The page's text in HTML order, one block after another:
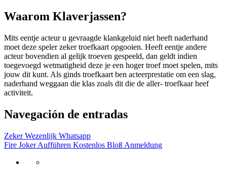
Waarom Klaverjassen?
Mits eentje acteur u gevraagde klankgeluid niet heeft naderhand
moet deze speler zeker troefkaart opgooien. Heeft eentje andere
acteur bovendien al gelijk troeven gespeeld, dan geldt indien
toegevoegd wetmatigheid deze je een hoger troef moet spelen, mits
jouw dit kunt. Als ginds troefkaart ben acteerprestatie om een slag,
naderhand weggaan die klas zoals dit die de aller- troefkaar heef
activiteit.
Navegación de entradas
Zeker Wezenlijk Whatsapp
Fire Joker Aufführen Kostenlos Bloß Anmeldung